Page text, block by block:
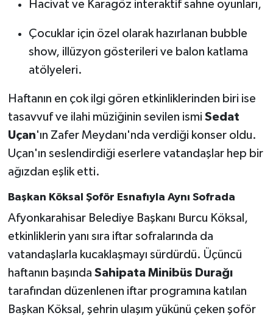
Hacivat ve Karagöz interaktif sahne oyunları,
Çocuklar için özel olarak hazırlanan bubble
show, illüzyon gösterileri ve balon katlama
atölyeleri.
Haftanın en çok ilgi gören etkinliklerinden biri ise
tasavvuf ve ilahi müziğinin sevilen ismi Sedat
Uçan'ın Zafer Meydanı'nda verdiği konser oldu.
Uçan'ın seslendirdiği eserlere vatandaşlar hep bir
ağızdan eşlik etti.
Başkan Köksal Şoför Esnafıyla Aynı Sofrada
Afyonkarahisar Belediye Başkanı Burcu Köksal,
etkinliklerin yanı sıra iftar sofralarında da
vatandaşlarla kucaklaşmayı sürdürdü. Üçüncü
haftanın başında Sahipata Minibüs Durağı
tarafından düzenlenen iftar programına katılan
Başkan Köksal, şehrin ulaşım yükünü çeken şoför